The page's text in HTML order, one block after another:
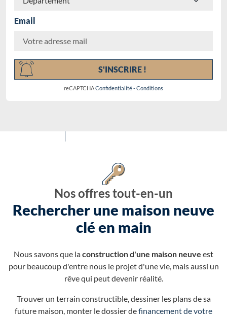
Email
S'INSCRIRE !
reCAPTCHAConfidentialité-Conditions
Nos offres tout-en-un
Rechercher une maison neuve
clé en main
Nous savons que laconstruction d'une maison neuve est
pour beaucoup d'entre nous le projet d'une vie, mais aussi un
rêve qui peut devenir réalité.
Trouver un terrain constructible, dessiner les plans de sa
future maison, monter le dossier definancement de votre